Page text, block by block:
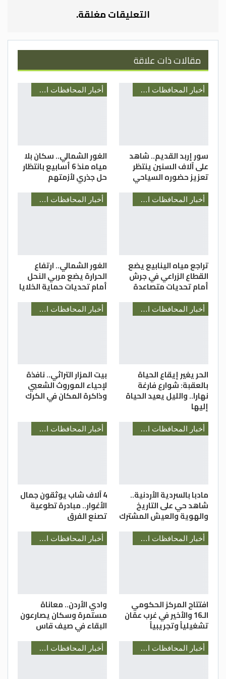
خلال الإنتساب لعضوية المراكز الشبابية من
مي الحسيني/ مديرية شباب اربد
التعليقات مغلقة.
مقالات ذات علاقة
أخبار المحافظات الأردنية
سور إربد القديم.. شاهد
على آلاف السنين ينتظر
تعزيز حضوره السياحي
أخبار المحافظات الأردنية
الغور الشمالي.. سكان بلا
مياه منذ 6 أسابيع بانتظار
حل جذري لأزمتهم
أخبار المحافظات الأردنية
تراجع مياه الينابيع يضع
القطاع الزراعي في جرش
أمام تحديات متصاعدة
أخبار المحافظات الأردنية
الغور الشمالي.. ارتفاع
الحرارة يضع مربي النحل
أمام تحديات حماية الخلايا
أخبار المحافظات الأردنية
الحر يغير إيقاع الحياة
بالعقبة: شوارع فارغة
نهارا.. والليل يعيد الحياة
إليها
أخبار المحافظات الأردنية
بيت المزار التراثي.. نافذة
لإحياء الموروث الشعبي
وذاكرة المكان في الكرك
أخبار المحافظات الأردنية
مادبا بالسردية الأردنية..
شاهد حي على التاريخ
والهوية والعيش المشترك
أخبار المحافظات الأردنية
4 آلاف شاب يوثقون جمال
الأغوار.. مبادرة تطوعية
تصنع الفرق
أخبار المحافظات الأردنية
افتتاح المركز الحكومي
الـ16 والأخير في غرب عمّان
تشغيلياً وتجريبياً
أخبار المحافظات الأردنية
وادي الأردن.. معاناة
مستمرة وسكان يصارعون
البقاء في صيف قاس
أخبار المحافظات الأردنية أخبار المحافظات الأردنية